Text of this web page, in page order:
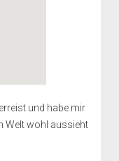
und habe mir
Welt wohl aussieht